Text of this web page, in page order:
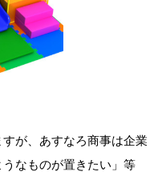
が、あすなろ商事は企業
なものが置きたい」等